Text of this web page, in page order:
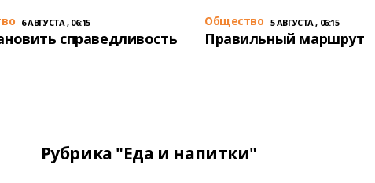
6 АВГУСТА , 06:15
справедливость
Общество 5 АВГУСТА , 06:15
Правильный маршрут
Рубрика "Еда и напитки"